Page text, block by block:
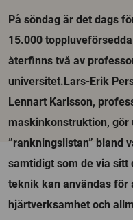
På söndag är det dags
15.000
återfinns två av
universitet.Lars-Erik
Lennart Karlsson,
maskinkonstruktion, gör
”rankningslistan” bland
samtidigt som de via sitt
teknik kan användas för
hjärtverksamhet och